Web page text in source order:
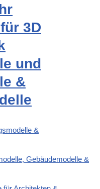
3D
und
&
&
Gebäudemodelle &